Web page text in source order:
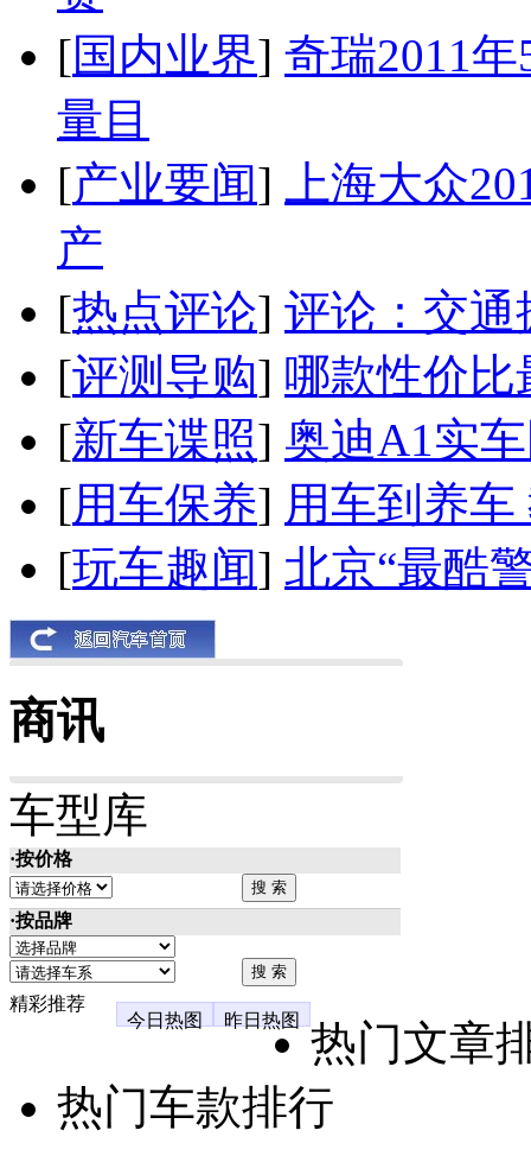
[国内业界] 奇瑞2011
量目
[产业要闻]
上海大众
产
[热点评论] 评论：交通
[评测导购] 哪款性价比
[新车谍照] 奥迪A1实
[用车保养] 用车到养
[玩车趣闻] 北京“最酷
商讯
车型库
·按价格
·按品牌
精彩推荐
今日热图
昨日热图
热门文章
热门车款排行